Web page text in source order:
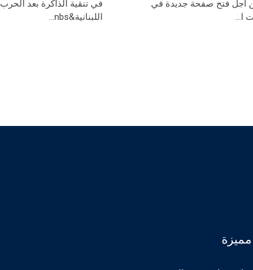
أجل فتح صفحة جديدة في
ا...
في تنقية الذاكرة بعد الحرب
اللبنانية&nbs...